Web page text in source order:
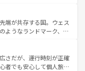
ランス、プロヴァンスの
な楽しみ方が可能だ。さ
溢れており、どの街角に
全く異なる文化を体験で
フランス情報はコンテンツ一覧
も飽きることがない。ベ
州のアルプスの絶景、そ
った風景は必見。ビール
なお、新着の
照してほしい。
端が共存する国。ウェス
ようなランドマーク、歴
た、優雅なアフタヌーン
い英国パブ、サッカー観
験も豊富。イギリスを旅
さだが、運行時刻が正確
者でも安心して個人旅行